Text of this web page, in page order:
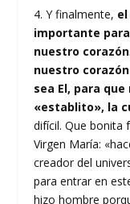
4. Y finalmente,
importante
nuestro corazón
nuestro
sea El, para
«establito», la
difícil. Que bonita
Virgen María:
creador del
para entrar en
hizo hombre